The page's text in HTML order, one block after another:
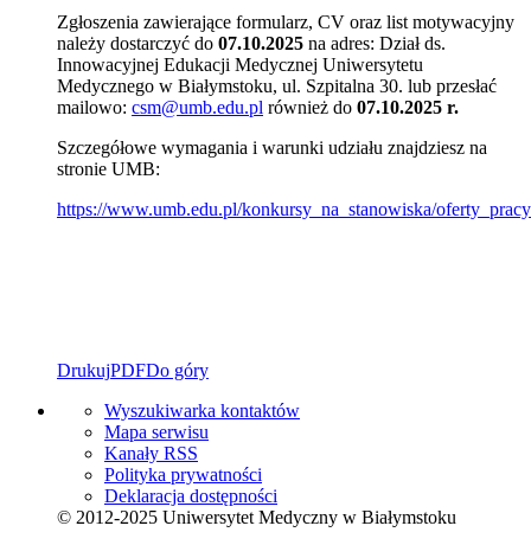
Zgłoszenia zawierające formularz, CV oraz list motywacyjny
należy dostarczyć do 07.10.2025 na adres: Dział ds.
Innowacyjnej Edukacji Medycznej Uniwersytetu
Medycznego w Białymstoku, ul. Szpitalna 30. lub przesłać
mailowo: csm@umb.edu.pl również do 07.10.2025 r.
Szczegółowe wymagania i warunki udziału znajdziesz na
stronie UMB:
https://www.umb.edu.pl/konkursy_na_stanowiska/oferty_pracy
DrukujPDFDo góry
Wyszukiwarka kontaktów
Mapa serwisu
Kanały RSS
Polityka prywatności
Deklaracja dostępności
© 2012-2025 Uniwersytet Medyczny w Białymstoku